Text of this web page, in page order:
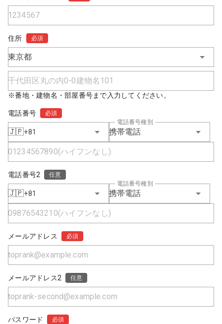
住所 必須
東京都
※番地・建物名・部屋番号まで入力してください。
電話番号 必須
🇯🇵+81 携帯電話
電話番号種別
電話番号2 任意
🇯🇵+81 携帯電話
電話番号種別
メールアドレス 必須
メールアドレス2 任意
パスワード 必須